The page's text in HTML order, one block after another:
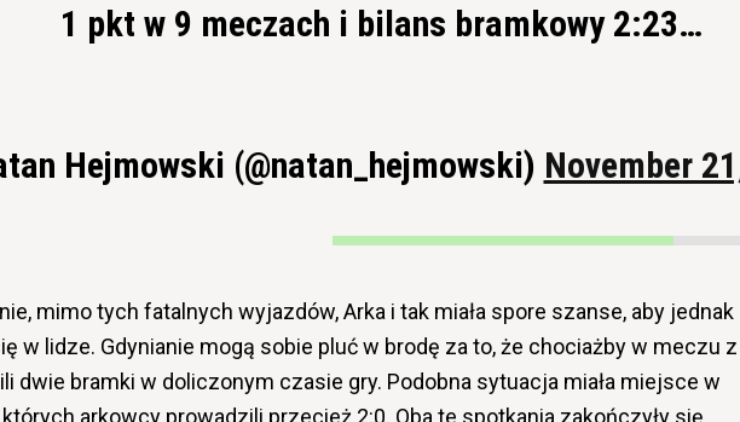
1 pkt w 9 meczach i bilans bramkowy 2:23…
Hejmowski (@natan_hejmowski) November
mimo tych fatalnych wyjazdów, Arka i tak miała spore szanse, aby jednak
w lidze. Gdynianie mogą sobie pluć w brodę za to, że chociażby w meczu z
dwie bramki w doliczonym czasie gry. Podobna sytuacja miała miejsce w
arkowcy prowadzili przecież 2:0. Oba te spotkania zakończyły się